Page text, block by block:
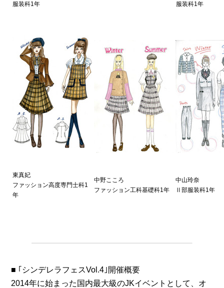
服装科1年
服装科1年
東真妃
ファッション高度専門士科1
年
中野こころ
ファッション工科基礎科1年
中山玲奈
Ⅱ部服装科1年
■ ｢シンデレラフェスVol.4｣開催概要
2014年に始まった国内最大級のJKイベントとして、オ